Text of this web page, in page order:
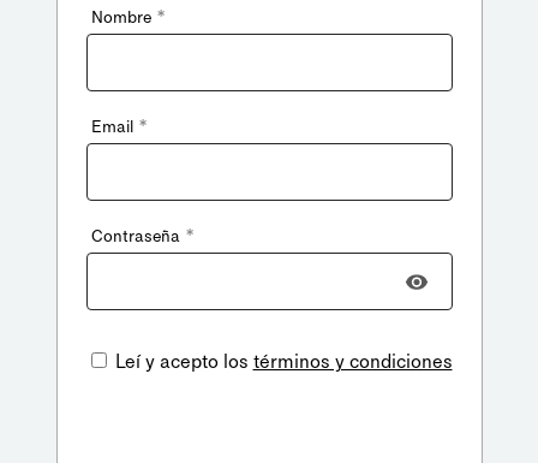
Nombre *
Email *
Contraseña *
Leí y acepto los términos y condiciones